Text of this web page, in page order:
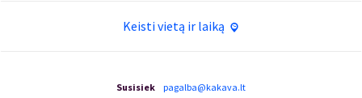
Keisti vietą ir laiką
Susisiek pagalba@kakava.lt